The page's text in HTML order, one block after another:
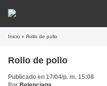
Inicio » Rollo de pollo
Rollo de pollo
Publicado en 17/04/p. m. 15:08